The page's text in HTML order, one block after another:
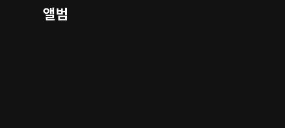
앨범